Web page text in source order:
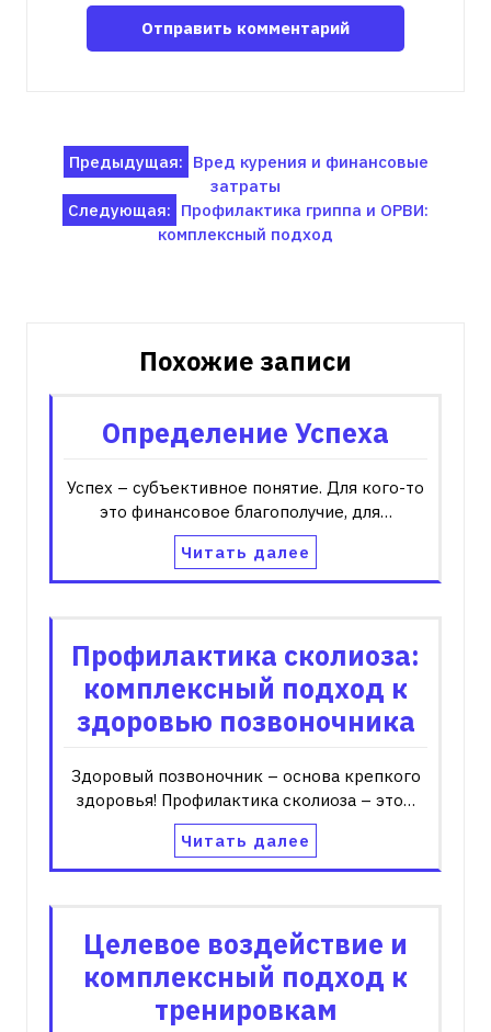
Навигация
записям
Предыдущая: Вред курения и финансовые
затраты
Следующая: Профилактика гриппа и ОРВИ:
комплексный подход
Похожие записи
Определение Успеха
Успех – субъективное понятие. Для кого-то
это финансовое благополучие, для…
Читать далее
Профилактика сколиоза:
комплексный подход к
здоровью позвоночника
Здоровый позвоночник – основа крепкого
здоровья! Профилактика сколиоза – это…
Читать далее
Целевое воздействие и
комплексный подход к
тренировкам